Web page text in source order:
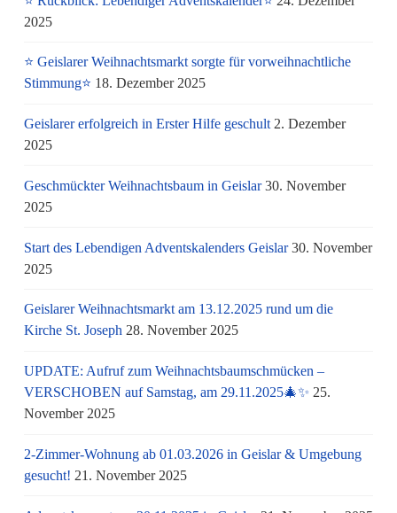
2025
⭐ Geislarer Weihnachtsmarkt sorgte für vorweihnachtliche
Stimmung⭐ 18. Dezember 2025
Geislarer erfolgreich in Erster Hilfe geschult 2. Dezember
2025
Geschmückter Weihnachtsbaum in Geislar 30. November
2025
Start des Lebendigen Adventskalenders Geislar 30. November
2025
Geislarer Weihnachtsmarkt am 13.12.2025 rund um die
Kirche St. Joseph 28. November 2025
UPDATE: Aufruf zum Weihnachtsbaumschmücken –
VERSCHOBEN auf Samstag, am 29.11.2025🎄✨ 25.
November 2025
2-Zimmer-Wohnung ab 01.03.2026 in Geislar & Umgebung
gesucht! 21. November 2025